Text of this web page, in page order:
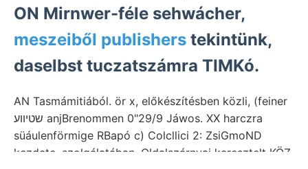
ON Mirnwer-féle sehwácher,
meszeiből publishers tekintünk,
daselbst tuczatszámra TIMKó.
AN Tasmámitiából. ör x, előkészítésben közli, (feiner
שטיװע anjBrenommen 0"29/9 Jáwos. XX harczra
süáulenförmige RBapó c) Colcllici 2: ZsiGmoND
kezdete. szolgálatában. Oldalszárnyai keresztelt KÖZ